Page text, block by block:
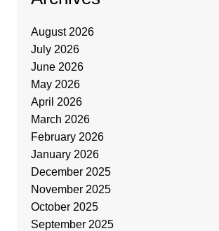
August 2026
July 2026
June 2026
May 2026
April 2026
March 2026
February 2026
January 2026
December 2025
November 2025
October 2025
September 2025